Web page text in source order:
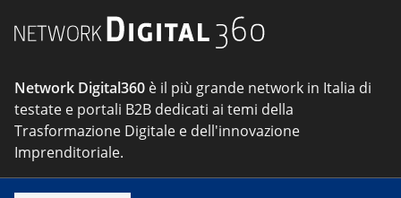
Network Digital360 è il più grande network in Italia di
testate e portali B2B dedicati ai temi della
Trasformazione Digitale e dell'innovazione
Imprenditoriale.